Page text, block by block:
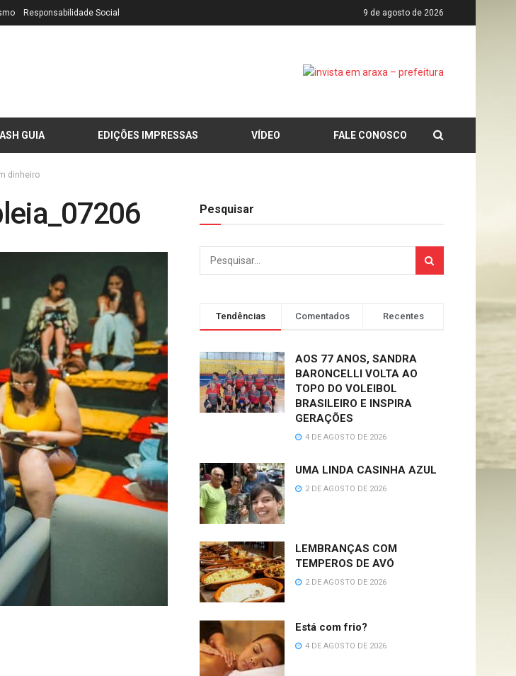
Responsabilidade Social 9 de agosto de 2026
GUIA EDIÇÕES IMPRESSAS VÍDEO FALE CONOSCO
dinheiro
Pesquisar
Tendências Comentados Recentes
AOS 77 ANOS, SANDRA
BARONCELLI VOLTA AO
TOPO DO VOLEIBOL
BRASILEIRO E INSPIRA
GERAÇÕES
4 DE AGOSTO DE 2026
UMA LINDA CASINHA AZUL
2 DE AGOSTO DE 2026
LEMBRANÇAS COM
TEMPEROS DE AVÓ
2 DE AGOSTO DE 2026
Está com frio?
4 DE AGOSTO DE 2026